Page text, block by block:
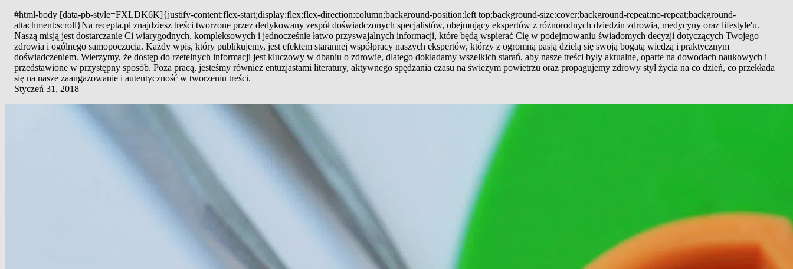
#html-body [data-pb-style=FXLDK6K]{justify-content:flex-start;display:flex;flex-direction:column;background-position:left top;background-size:cover;background-repeat:no-repeat;background-
attachment:scroll}Na recepta.pl znajdziesz treści tworzone przez dedykowany zespół doświadczonych specjalistów, obejmujący ekspertów z różnorodnych dziedzin zdrowia, medycyny oraz lifestyle'u.
Naszą misją jest dostarczanie Ci wiarygodnych, kompleksowych i jednocześnie łatwo przyswajalnych informacji, które będą wspierać Cię w podejmowaniu świadomych decyzji dotyczących Twojego
zdrowia i ogólnego samopoczucia. Każdy wpis, który publikujemy, jest efektem starannej współpracy naszych ekspertów, którzy z ogromną pasją dzielą się swoją bogatą wiedzą i praktycznym
doświadczeniem. Wierzymy, że dostęp do rzetelnych informacji jest kluczowy w dbaniu o zdrowie, dlatego dokładamy wszelkich starań, aby nasze treści były aktualne, oparte na dowodach naukowych i
przedstawione w przystępny sposób. Poza pracą, jesteśmy również entuzjastami literatury, aktywnego spędzania czasu na świeżym powietrzu oraz propagujemy zdrowy styl życia na co dzień, co przekłada
się na nasze zaangażowanie i autentyczność w tworzeniu treści.
Styczeń 31, 2018